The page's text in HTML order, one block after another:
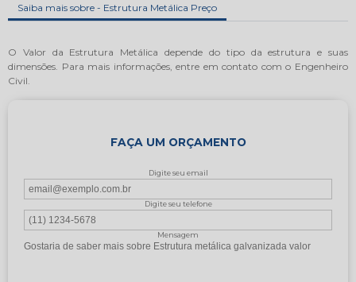
Saiba mais sobre - Estrutura Metálica Preço
O Valor da Estrutura Metálica depende do tipo da estrutura e suas
dimensões. Para mais informações, entre em contato com o Engenheiro
Civil.
FAÇA UM ORÇAMENTO
Digite seu email
Digite seu telefone
Mensagem